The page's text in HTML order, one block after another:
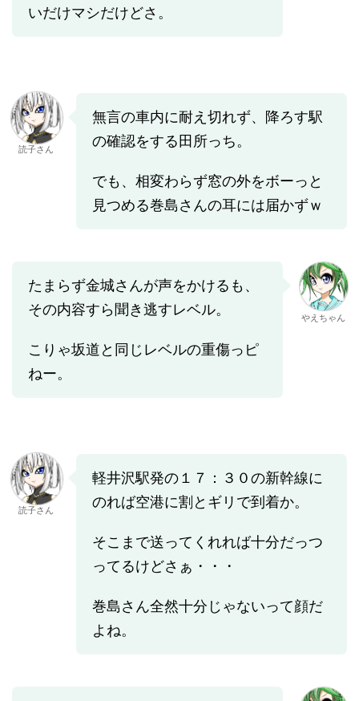
いだけマシだけどさ。
読子さん
無言の車内に耐え切れず、降ろす駅
の確認をする田所っち。
でも、相変わらず窓の外をボーっと
見つめる巻島さんの耳には届かずｗ
たまらず金城さんが声をかけるも、
その内容すら聞き逃すレベル。
こりゃ坂道と同じレベルの重傷っピ
ねー。
やえちゃん
読子さん
軽井沢駅発の１７：３０の新幹線に
のれば空港に割とギリで到着か。
そこまで送ってくれれば十分だっつ
ってるけどさぁ・・・
巻島さん全然十分じゃないって顔だ
よね。